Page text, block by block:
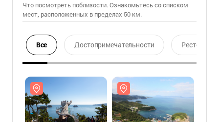
Что посмотреть поблизости. Ознакомьтесь со списком
мест, расположенных в пределах 50 км.
Все Достопримечательности Ресторан